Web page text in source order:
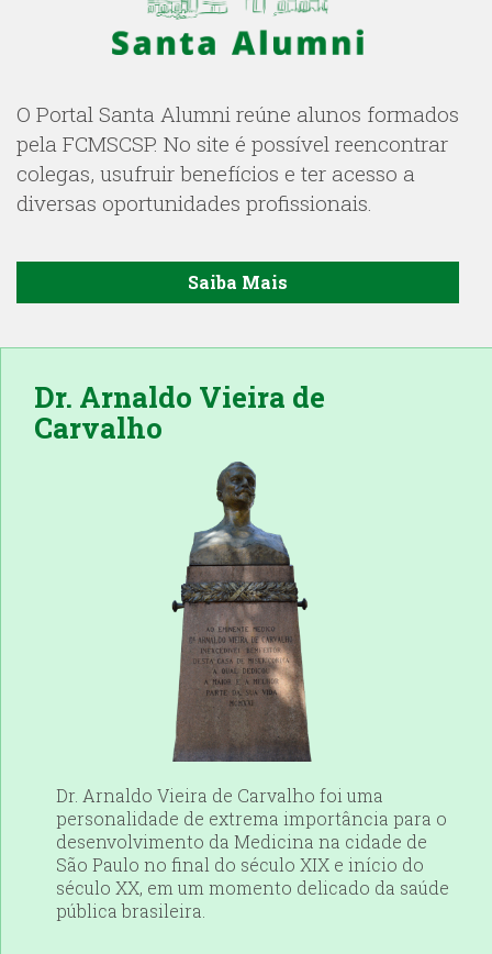
O Portal Santa Alumni reúne alunos formados
pela FCMSCSP. No site é possível reencontrar
colegas, usufruir benefícios e ter acesso a
diversas oportunidades profissionais.
Saiba Mais
Dr. Arnaldo Vieira de
Carvalho
Dr. Arnaldo Vieira de Carvalho foi uma
personalidade de extrema importância para o
desenvolvimento da Medicina na cidade de
São Paulo no final do século XIX e início do
século XX, em um momento delicado da saúde
pública brasileira.